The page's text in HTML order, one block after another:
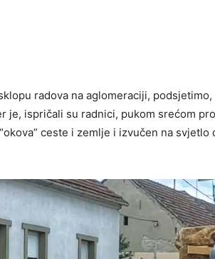
radova na aglomeraciji,
je, ispričali su radnici, pukom srećom
ceste i zemlje i izvučen na